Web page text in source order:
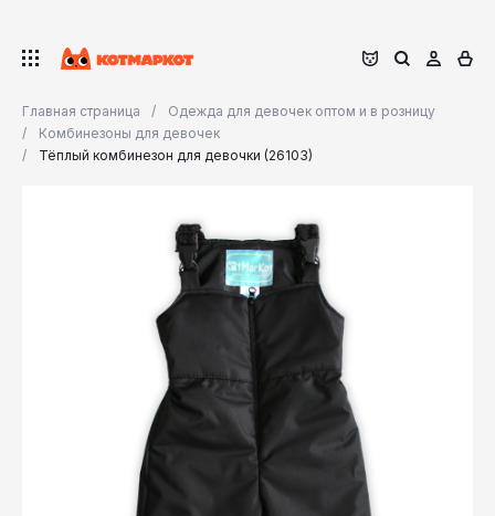
Главная страница
Одежда для девочек оптом и в розницу
Комбинезоны для девочек
Тёплый комбинезон для девочки (26103)